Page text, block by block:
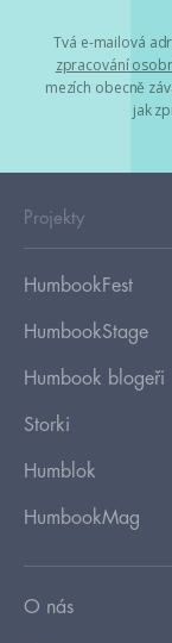
Tvá e-mailová
zpracování
mezích obecně
jak
Projekty
HumbookFest
HumbookStage
Humbook blogeři
Storki
Humblok
HumbookMag
O nás